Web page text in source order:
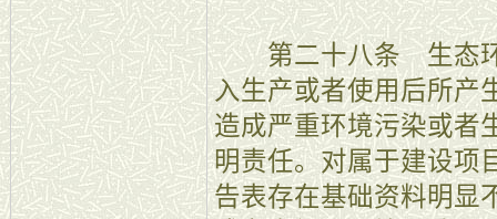
第二十八条 生态环
入生产或者使用后所产
造成严重环境污染或者
明责任。对属于建设项
告表存在基础资料明显